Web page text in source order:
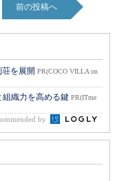
前の投稿へ
を展開 PR(COCO VILLA on
織力を高める鍵 PR(ITme
by